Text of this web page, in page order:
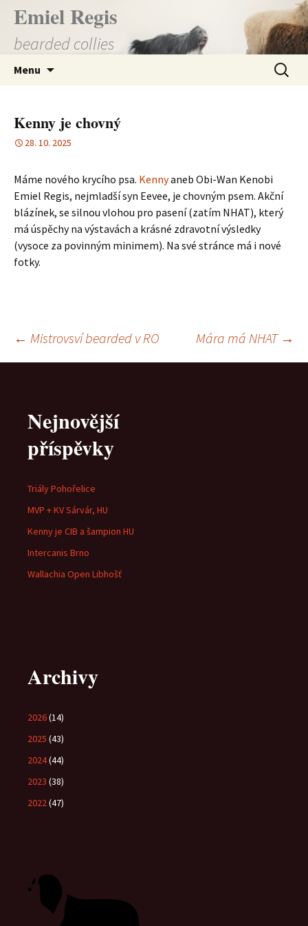
Přejít
obsahu
Emiel Regis
bearded collies
Menu
Kenny je chovný
28. 10. 2025
Máme nového krycího psa. Kennyaneb Obi-Wan Kenobi
Emiel Regis, nejmladší syn Eevee, je chovným psem. Akční
blázínek, se silnou vlohou pro pasení (zatím NHAT), který
má úspěchy na výstavách a krásné zdravotní výsledky
(vysoce za povinným minimem). Na své stránce má i nové
fotky.
Navigace
příspěvky
← Mistrovsví bearded v RO Mára má NHAT →
Nejnovější
příspěvky
Triály Pohořelice
MVP + KV Sárvár, HU
Kenny je CIB a šampion HU
Intercanis Brno
Wallachia Open Libhošť
Archivy
2026(14)
2025 (43)
2024(44)
2023 (38)
2022(47)